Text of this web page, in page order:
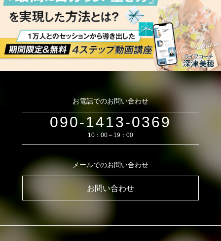
お電話でのお問い合わせ
090-1413-0369
10：00～19：00
メールでのお問い合わせ
お問い合わせ